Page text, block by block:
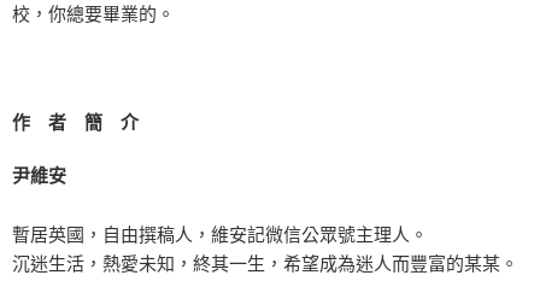
校，你總要畢業的。
作 者 簡 介
尹維安
暫居英國，自由撰稿人，維安記微信公眾號主理人。
沉迷生活，熱愛未知，終其一生，希望成為迷人而豐富的某某。